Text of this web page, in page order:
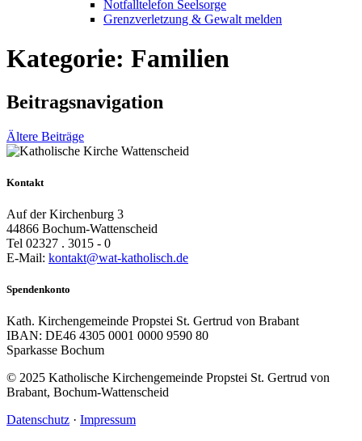
Notfalltelefon Seelsorge
Grenzverletzung & Gewalt melden
Kategorie: Familien
Beitragsnavigation
Ältere Beiträge
Kontakt
Auf der Kirchenburg 3
44866 Bochum-Wattenscheid
Tel 02327 . 3015 - 0
E-Mail: kontakt@wat-katholisch.de
Spendenkonto
Kath. Kirchengemeinde Propstei St. Gertrud von Brabant
IBAN: DE46 4305 0001 0000 9590 80
Sparkasse Bochum
© 2025 Katholische Kirchengemeinde Propstei St. Gertrud von
Brabant, Bochum-Wattenscheid
Datenschutz · Impressum